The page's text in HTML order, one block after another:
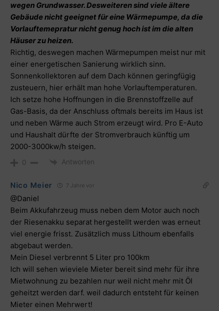
wegen Grundwasser. Desweiteren sind viele ältere
Gebäude nicht geeignet für eine Wärmepumpe, da die
Vorlauftemepratur nicht genug hoch ist im die alten
Häuser zu heizen.
Richtig, deswegen machen Wärmepumpen meist nur mit
einer energetischen Sanierung wirklich sinn.
Sonnenkollektoren auf dem Dach können geringfügig
zusteuern, hier erhält man hohe Vorlauftemperaturen.
Ich setze hohe Hoffnungen in die Brennstoffzelle auf
Gas-Basis, da der Anschluss oftmals bereits im Haus ist
und neben Wärme auch Strom erzeugt wird. Pro E-Auto
und Haushalt dürfte der Stromverbrauch künftig um
2000-3000kw/h steigen.
0 Antworten
Nico Meier 7 Jahre vor
@Daniel
Beim Akkufahrzeug muss neben dem Motor auch noch
der Riesenakku separat hergestellt werden was erneut
viel energie frisst. Zusätzlich muss Lithoum ebenfalls
abgebaut werden.
Mein Diesel verbrennt 5 Liter pro 100km
Ich will sehen wieviele Mieter bereit sind mehr für ihre
Mietwohnung zu bezahlen nur weil nicht mehr mit Öl
geheitzt werden darf. weil dadurch entsteht für keinen
Mieter einen Mehrwert!